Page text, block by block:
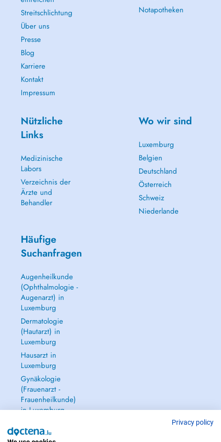
Streitschlichtung
Über uns
Presse
Blog
Karriere
Kontakt
Impressum
Notapotheken
Nützliche
Links
Medizinische
Labors
Verzeichnis der
Ärzte und
Behandler
Wo wir sind
Luxemburg
Belgien
Deutschland
Österreich
Schweiz
Niederlande
Häufige
Suchanfragen
Augenheilkunde
(Ophthalmologie -
Augenarzt) in
Luxemburg
Dermatologie
(Hautarzt) in
Luxemburg
Hausarzt in
Luxemburg
Gynäkologie
(Frauenarzt -
Frauenheilkunde)
in Luxemburg
Privacy policy